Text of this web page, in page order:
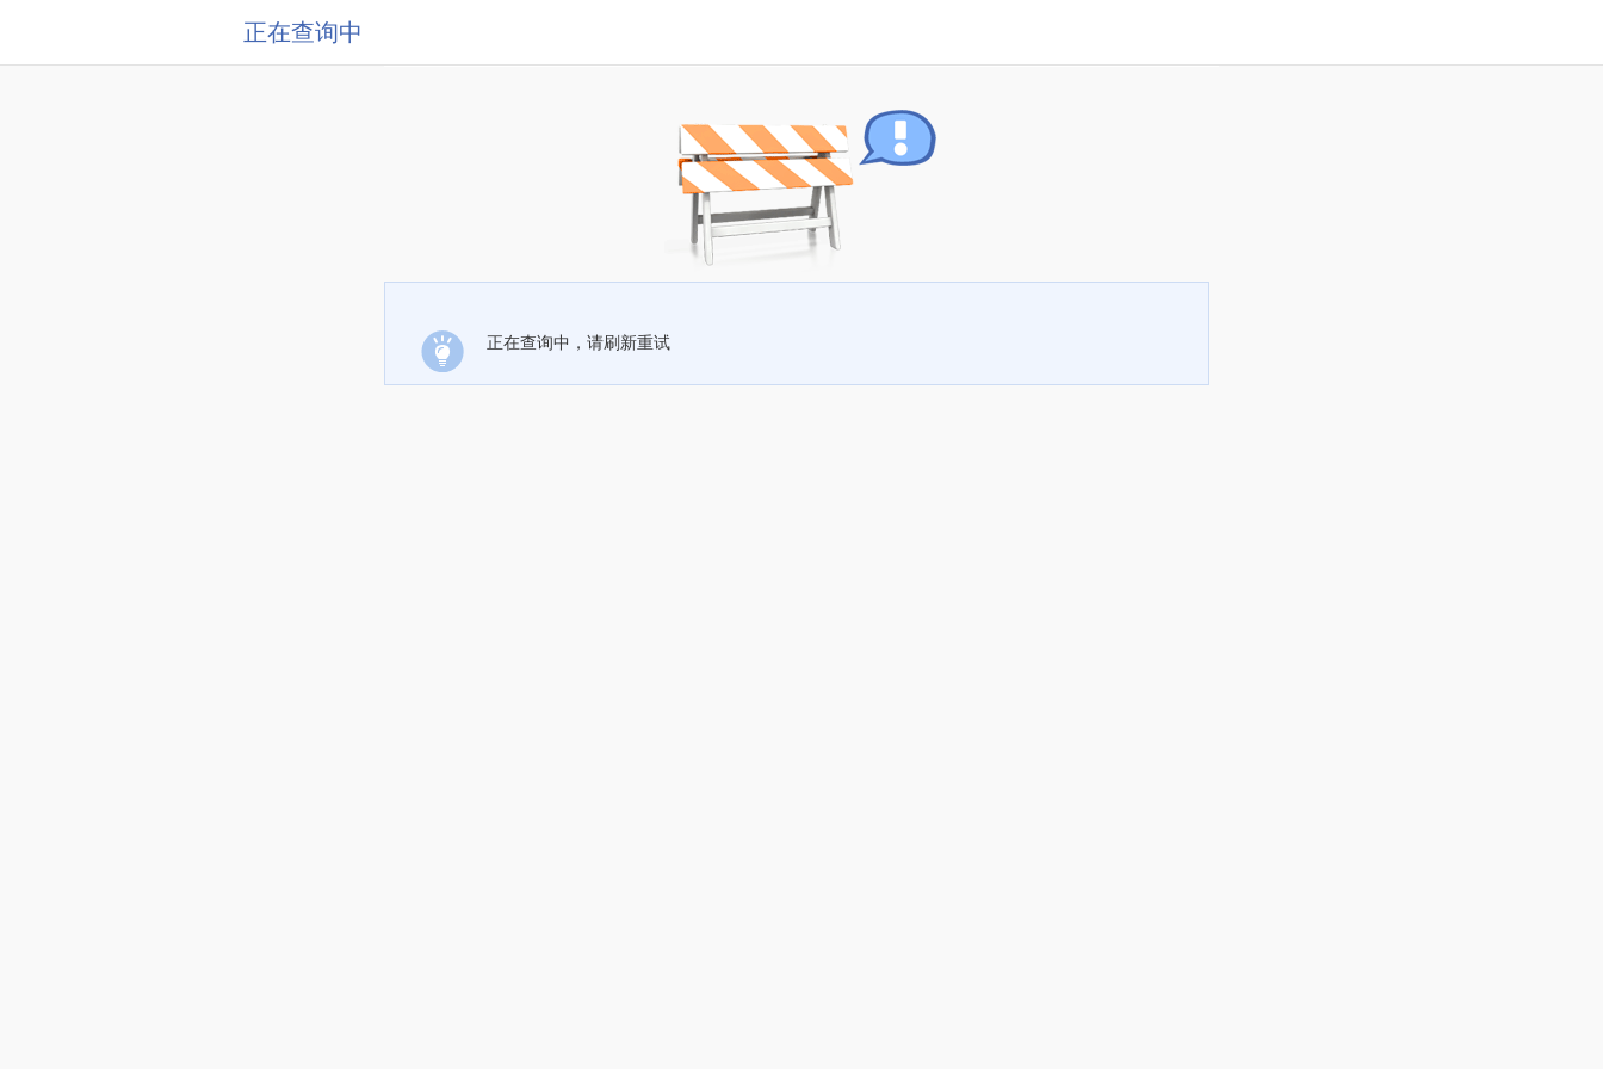
正在查询中
正在查询中，请刷新重试